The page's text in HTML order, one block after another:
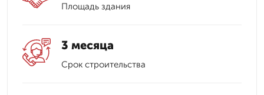
Площадь здания
3 месяца
Срок строительства